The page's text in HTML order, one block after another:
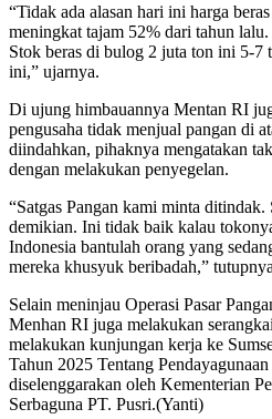
“Tidak ada alasan hari ini harga
meningkat tajam 52% dari tahun
Stok beras di bulog 2 juta ton ini 5-7
ini,” ujarnya.
Di ujung himbauannya Mentan RI
pengusaha tidak menjual pangan di
diindahkan, pihaknya mengatakan
dengan melakukan penyegelan.
“Satgas Pangan kami minta
demikian. Ini tidak baik kalau
Indonesia bantulah orang yang
mereka khusyuk beribadah,”
Selain meninjau Operasi Pasar
Menhan RI juga melakukan
melakukan kunjungan kerja ke
Tahun 2025 Tentang
diselenggarakan oleh Kementerian
Serbaguna PT. Pusri.(Yanti)